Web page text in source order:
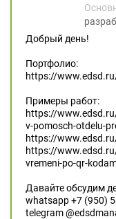
Добрый день!
Портфолио:
https://
Примеры работ:
https://
v-pomosch-otdelu-
https://
https://
vremeni-po-qr-
Давайте обсудим
whatsapp +7 (950)
telegram